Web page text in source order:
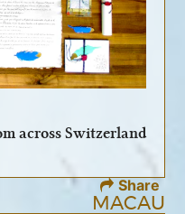
across Switzerland
Share
MACAU